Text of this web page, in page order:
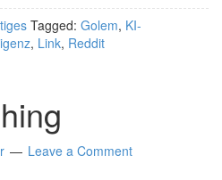
Tagged: Golem, KI-
, Link, Reddit
Leave a Comment